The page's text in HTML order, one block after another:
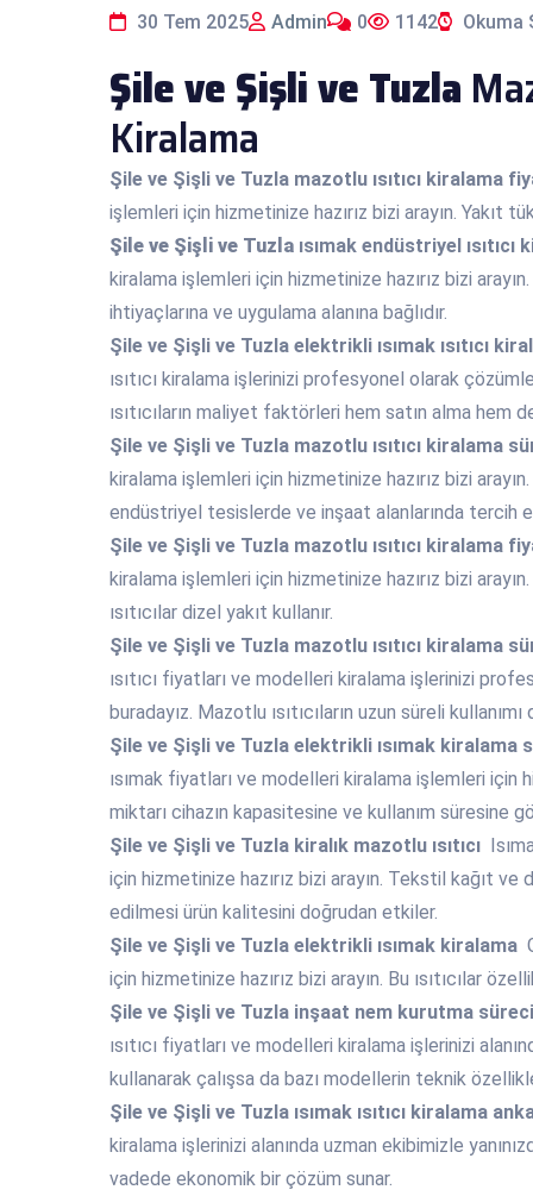
30 Tem 2025 Admin 0 1142 Okuma
Şile ve Şişli ve Tuzla
Kiralama
Şile ve Şişli ve Tuzla mazotlu ısıtıcı kiralama
işlemleri için hizmetinize hazırız bizi arayın. Yakıt
Şile ve Şişli ve Tuzlaısımak endüstriyel ısıtıcı
kiralama işlemleri için hizmetinize hazırız bizi
ihtiyaçlarına ve uygulama alanına bağlıdır.
Şile ve Şişli ve Tuzla elektrikli ısımak ısıtıcı
ısıtıcı kiralama işlerinizi profesyonel olarak
ısıtıcıların maliyet faktörleri hem satın alma hem
Şile ve Şişli ve Tuzla mazotlu ısıtıcı kiralama
kiralama işlemleri için hizmetinize hazırız bizi
endüstriyel tesislerde ve inşaat alanlarında tercih
Şile ve Şişli ve Tuzla mazotlu ısıtıcı kiralama
kiralama işlemleri için hizmetinize hazırız bizi
ısıtıcılar dizel yakıt kullanır.
Şile ve Şişli ve Tuzla mazotlu ısıtıcı kiralama
ısıtıcı fiyatları ve modelleri kiralama işlerinizi
buradayız. Mazotlu ısıtıcıların uzun süreli
Şile ve Şişli ve Tuzla elektrikli ısımak kiralama
ısımak fiyatları ve modelleri kiralama işlemleri için
miktarı cihazın kapasitesine ve kullanım süresine
Şile ve Şişli ve Tuzla kiralık mazotlu ısıtıcı
için hizmetinize hazırız bizi arayın. Tekstil kağıt
edilmesi ürün kalitesini doğrudan etkiler.
Şile ve Şişli ve Tuzla elektrikli ısımak kiralama
için hizmetinize hazırız bizi arayın. Bu ısıtıcılar
Şile ve Şişli ve Tuzla inşaat nem kurutma
ısıtıcı fiyatları ve modelleri kiralama işlerinizi
kullanarak çalışsa da bazı modellerin teknik
Şile ve Şişli ve Tuzla ısımak ısıtıcı kiralama
kiralama işlerinizi alanında uzman ekibimizle
vadede ekonomik bir çözüm sunar.